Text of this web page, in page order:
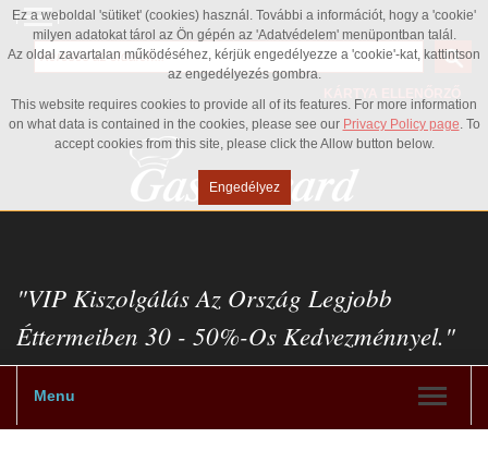
Ez a weboldal 'sütiket' (cookies) használ. További a információt, hogy a 'cookie'
milyen adatokat tárol az Ön gépén az 'Adatvédelem' menüpontban talál.
Az oldal zavartalan működéséhez, kérjük engedélyezze a 'cookie'-kat, kattintson
az engedélyezés gombra.
This website requires cookies to provide all of its features. For more information
on what data is contained in the cookies, please see our Privacy Policy page. To
accept cookies from this site, please click the Allow button below.
Engedélyez
"VIP Kiszolgálás Az Ország Legjobb
Éttermeiben 30 - 50%-Os Kedvezménnyel."
Menu